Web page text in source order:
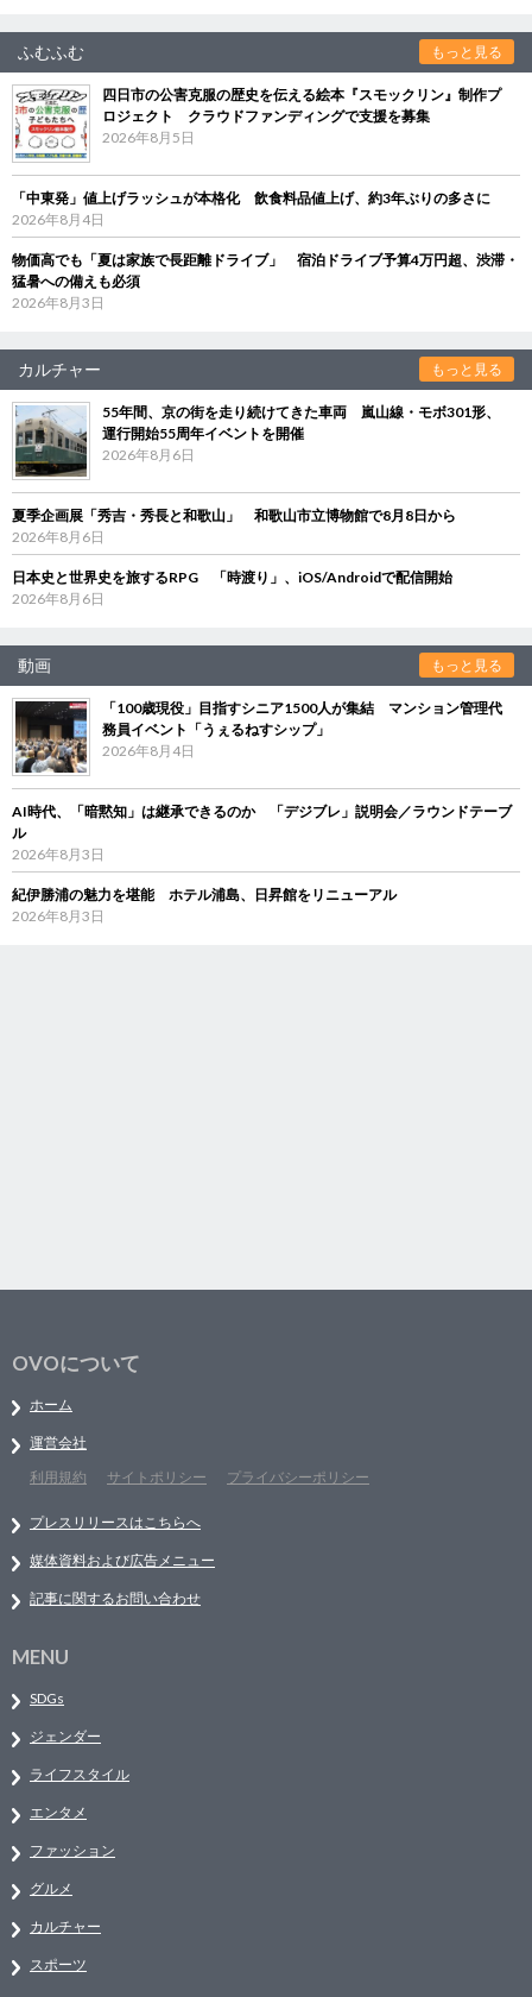
ふむふむ もっと見る
四日市の公害克服の歴史を伝える絵本『スモックリン』制作プ
ロジェクト クラウドファンディングで支援を募集
2026年8月5日
「中東発」値上げラッシュが本格化 飲食料品値上げ、約3年ぶりの多さに
2026年8月4日
物価高でも「夏は家族で長距離ドライブ」 宿泊ドライブ予算4万円超、渋滞・
猛暑への備えも必須
2026年8月3日
カルチャー もっと見る
55年間、京の街を走り続けてきた車両 嵐山線・モボ301形、
運行開始55周年イベントを開催
2026年8月6日
夏季企画展「秀吉・秀長と和歌山」 和歌山市立博物館で8月8日から
2026年8月6日
日本史と世界史を旅するRPG 「時渡り」、iOS/Androidで配信開始
2026年8月6日
動画 もっと見る
「100歳現役」目指すシニア1500人が集結 マンション管理代
務員イベント「うぇるねすシップ」
2026年8月4日
AI時代、「暗黙知」は継承できるのか 「デジブレ」説明会／ラウンドテーブ
ル
2026年8月3日
紀伊勝浦の魅力を堪能 ホテル浦島、日昇館をリニューアル
2026年8月3日
OVOについて
ホーム
運営会社
利用規約
サイトポリシー プライバシーポリシー
プレスリリースはこちらへ
媒体資料および広告メニュー
記事に関するお問い合わせ
MENU
SDGs
ジェンダー
ライフスタイル
エンタメ
ファッション
グルメ
カルチャー
スポーツ